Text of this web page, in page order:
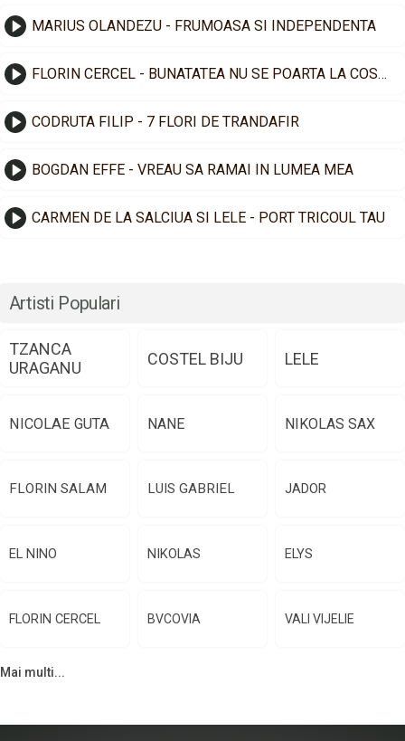
MARIUS OLANDEZU - FRUMOASA SI INDEPENDENTA
FLORIN CERCEL - BUNATATEA NU SE POARTA LA COSTUM
CODRUTA FILIP - 7 FLORI DE TRANDAFIR
BOGDAN EFFE - VREAU SA RAMAI IN LUMEA MEA
CARMEN DE LA SALCIUA SI LELE - PORT TRICOUL TAU
Artisti Populari
TZANCA
URAGANU
COSTEL BIJU LELE
NICOLAE GUTA NANE NIKOLAS SAX
FLORIN SALAM LUIS GABRIEL JADOR
EL NINO NIKOLAS ELYS
FLORIN CERCEL BVCOVIA VALI VIJELIE
Mai multi...